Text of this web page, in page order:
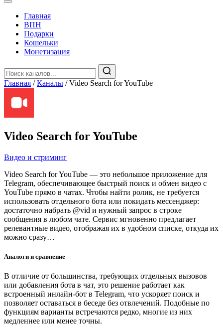
Главная
️ВПН
Подарки
Кошельки
Монетизация
Главная / Каналы / Video Search for YouTube
Video Search for YouTube
Видео и стриминг
Video Search for YouTube — это небольшое приложение для
Telegram, обеспечивающее быстрый поиск и обмен видео с
YouTube прямо в чатах. Чтобы найти ролик, не требуется
использовать отдельного бота или покидать мессенджер:
достаточно набрать @vid и нужный запрос в строке
сообщения в любом чате. Сервис мгновенно предлагает
релевантные видео, отображая их в удобном списке, откуда их
можно сразу…
Аналоги и сравнение
В отличие от большинства, требующих отдельных вызовов
или добавления бота в чат, это решение работает как
встроенный инлайн-бот в Telegram, что ускоряет поиск и
позволяет оставаться в беседе без отвлечений. Подобные по
функциям варианты встречаются редко, многие из них
медленнее или менее точны.